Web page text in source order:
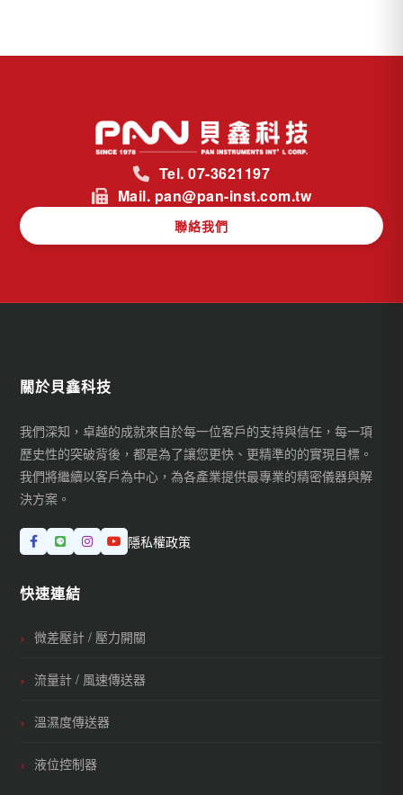
Tel. 07-3621197
Mail. pan@pan-inst.com.tw
聯絡我們
關於貝鑫科技
我們深知，卓越的成就來自於每一位客戶的支持與信任，每一項
歷史性的突破背後，都是為了讓您更快、更精準的的實現目標。
我們將繼續以客戶為中心，為各產業提供最專業的精密儀器與解
決方案。
隱私權政策
快速連結
微差壓計 / 壓力開關
流量計 / 風速傳送器
溫濕度傳送器
液位控制器